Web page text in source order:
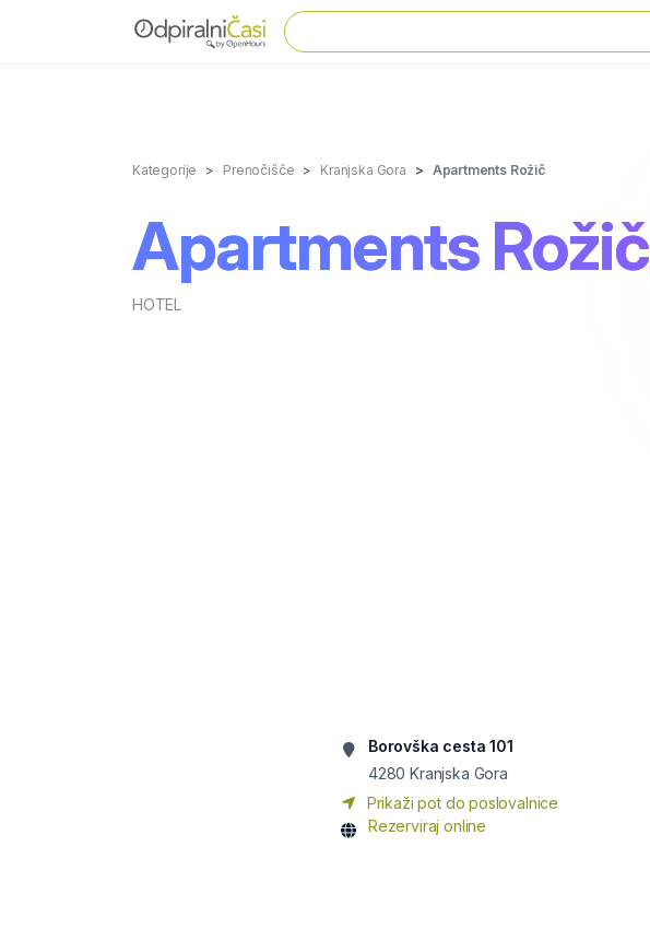
Kategorije Prenočišče Kranjska Gora Apartments Rožič
Apartments Rožič
HOTEL
Borovška cesta 101
4280 Kranjska Gora
Prikaži pot do poslovalnice
Rezerviraj online